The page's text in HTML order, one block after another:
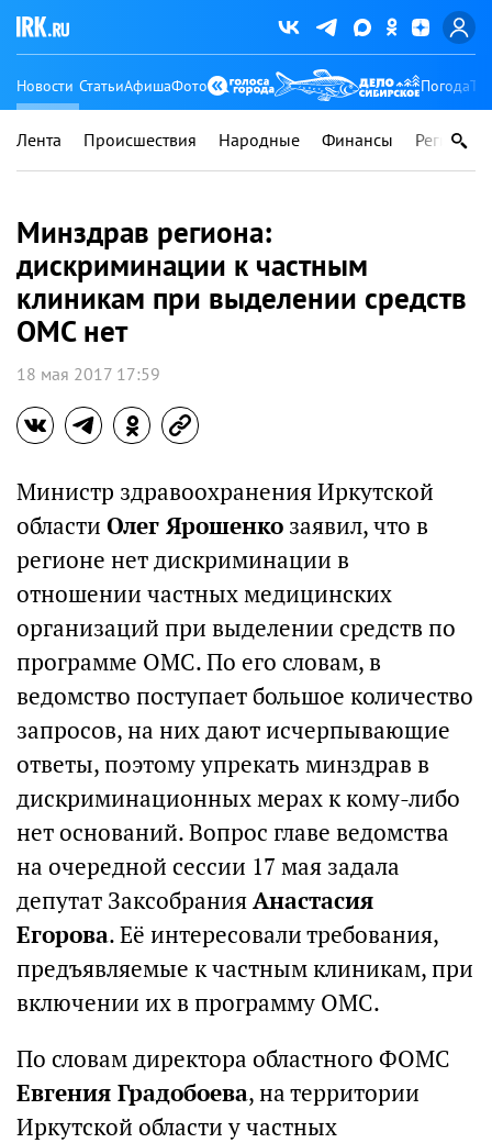
Новости СтатьиАфишаФото Погода
Лента Происшествия Народные Финансы Регионы
Минздрав региона:
дискриминации к частным
клиникам при выделении средств
ОМС нет
18 мая 2017 17:59
Министр здравоохранения Иркутской
области Олег Ярошенко заявил, что в
регионе нет дискриминации в
отношении частных медицинских
организаций при выделении средств по
программе ОМС. По его словам, в
ведомство поступает большое количество
запросов, на них дают исчерпывающие
ответы, поэтому упрекать минздрав в
дискриминационных мерах к кому-либо
нет оснований. Вопрос главе ведомства
на очередной сессии 17 мая задала
депутат ЗаксобранияАнастасия
Егорова. Её интересовали требования,
предъявляемые к частным клиникам, при
включении их в программу ОМС.
По словам директора областного ФОМС
Евгения Градобоева, на территории
Иркутской области у частных